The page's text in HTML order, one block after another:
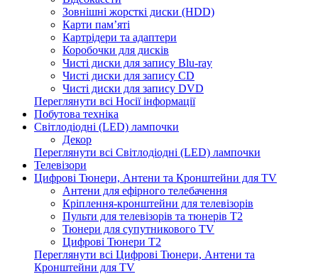
Зовнішні жорсткі диски (HDD)
Карти пам’яті
Картрідери та адаптери
Коробочки для дисків
Чисті диски для запису Blu-ray
Чисті диски для запису CD
Чисті диски для запису DVD
Переглянути всі Носії інформації
Побутова техніка
Світлодіодні (LED) лампочки
Декор
Переглянути всі Світлодіодні (LED) лампочки
Телевізори
Цифрові Тюнери, Антени та Кронштейни для TV
Антени для ефірного телебачення
Кріплення-кронштейни для телевізорів
Пульти для телевізорів та тюнерів T2
Тюнери для супутникового TV
Цифрові Тюнери T2
Переглянути всі Цифрові Тюнери, Антени та
Кронштейни для TV